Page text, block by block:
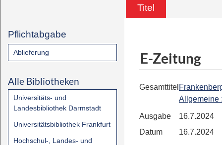
Titel
Pflichtabgabe
Ablieferung
Alle Bibliotheken
Universitäts- und
Landesbibliothek Darmstadt
Universitätsbibliothek Frankfurt
Hochschul-, Landes- und
E-Zeitung
Gesamttitel
Allgemeine
Ausgabe
16.7.2024
Datum
16.7.2024